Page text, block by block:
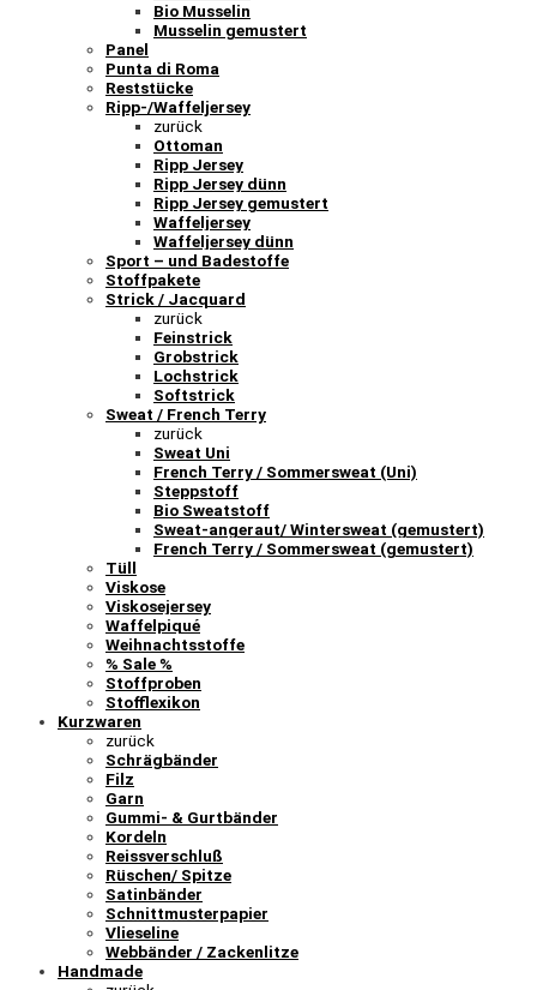
Bio Musselin
Musselin gemustert
Panel
Punta di Roma
Reststücke
Ripp-/Waffeljersey
zurück
Ottoman
Ripp Jersey
Ripp Jersey dünn
Ripp Jersey gemustert
Waffeljersey
Waffeljersey dünn
Sport – und Badestoffe
Stoffpakete
Strick / Jacquard
zurück
Feinstrick
Grobstrick
Lochstrick
Softstrick
Sweat / French Terry
zurück
Sweat Uni
French Terry / Sommersweat (Uni)
Steppstoff
Bio Sweatstoff
Sweat-angeraut/ Wintersweat (gemustert)
French Terry / Sommersweat (gemustert)
Tüll
Viskose
Viskosejersey
Waffelpiqué
Weihnachtsstoffe
% Sale %
Stoffproben
Stofflexikon
Kurzwaren
zurück
Schrägbänder
Filz
Garn
Gummi- & Gurtbänder
Kordeln
Reissverschluß
Rüschen/ Spitze
Satinbänder
Schnittmusterpapier
Vlieseline
Webbänder / Zackenlitze
Handmade